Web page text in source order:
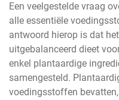
Een veelgestelde vraag
alle essentiële
antwoord hierop is dat
uitgebalanceerd dieet
enkel plantaardige
samengesteld.
voedingsstoffen